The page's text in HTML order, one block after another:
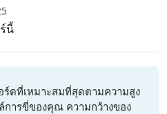
นี้
ดที่เหมาะสมที่สุดตามความสูง
การขี่ของคุณ ความกว้างของ